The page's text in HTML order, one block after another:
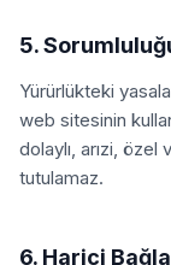
5.
Yürürlükteki
web sitesinin
dolaylı, arızi,
tutulamaz.
6. Harici